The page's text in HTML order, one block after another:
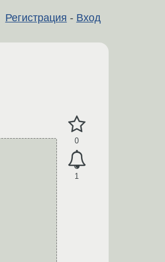
Регистрация - Вход
0
1